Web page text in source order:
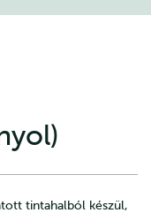
tintahalból készül,